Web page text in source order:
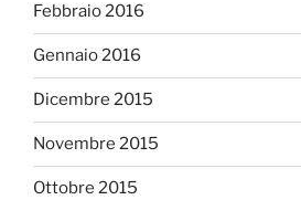
Febbraio 2016
Gennaio 2016
Dicembre 2015
Novembre 2015
Ottobre 2015